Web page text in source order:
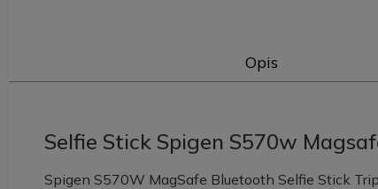
Opis
Selfie Stick Spigen S570w
Spigen S570W MagSafe Bluetooth Selfie Stick